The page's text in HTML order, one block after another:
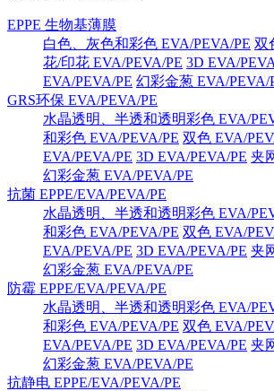
EPPE 生物基薄膜
白色、灰色和彩色 EVA/PEVA/PE 双
花/印花 EVA/PEVA/PE 3D EVA/
EVA/PEVA/PE 幻彩金葱 EVA/PEVA/
GRS环保 EVA/PEVA/PE
水晶透明、半透和透明彩色 EVA/
和彩色 EVA/PEVA/PE 双色 EVA/
EVA/PEVA/PE 3D EVA/PEVA/PE 夹
幻彩金葱 EVA/PEVA/PE
抗菌 EPPE/EVA/PEVA/PE
水晶透明、半透和透明彩色 EVA/
和彩色 EVA/PEVA/PE 双色 EVA/
EVA/PEVA/PE 3D EVA/PEVA/PE 夹
幻彩金葱 EVA/PEVA/PE
防霉 EPPE/EVA/PEVA/PE
水晶透明、半透和透明彩色 EVA/
和彩色 EVA/PEVA/PE 双色 EVA/
EVA/PEVA/PE 3D EVA/PEVA/PE 夹
幻彩金葱 EVA/PEVA/PE
抗静电 EPPE/EVA/PEVA/PE